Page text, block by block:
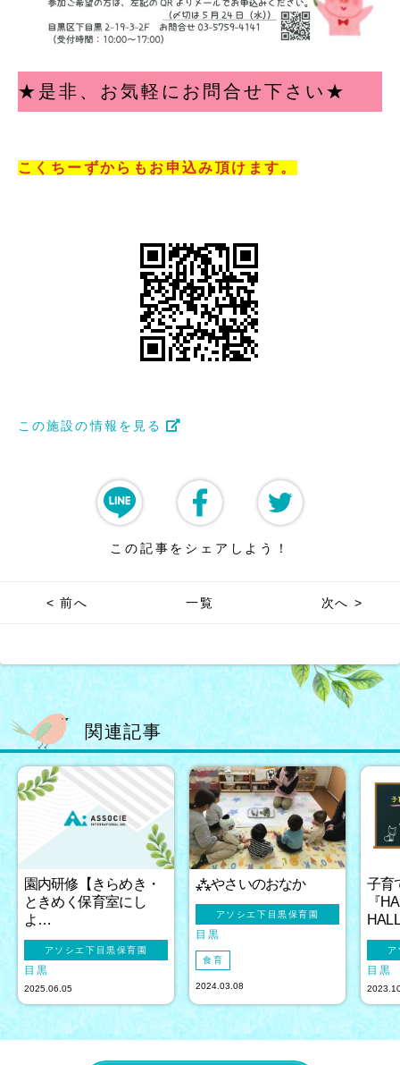
★是非、お気軽にお問合せ下さい★
こくちーずからもお申込み頂けます。
この施設の情報を見る
この記事をシェアしよう！
< 前へ 一覧 次へ >
関連記事
園内研修【きらめき・
ときめく保育室にし
よ…
アソシエ下目黒保育園
目黒
2025.06.05
⁂やさいのおなか
アソシエ下目黒保育園
目黒
食育
2024.03.08
子
『
ア
目黒